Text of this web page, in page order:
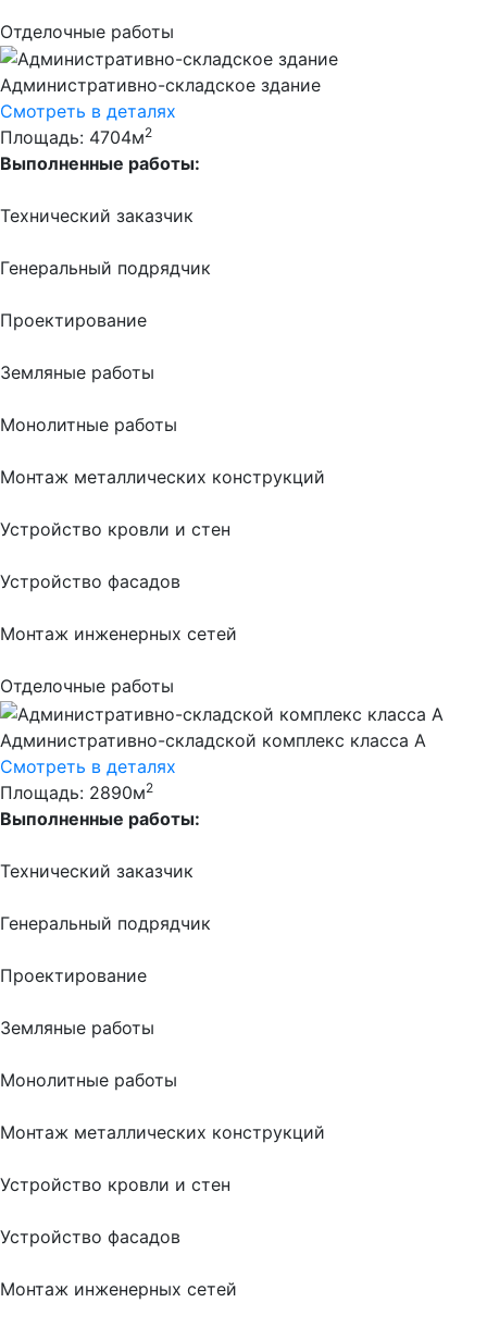
Отделочные работы
Административно-складское здание
Смотреть в деталях
Площадь: 4704м2
Выполненные работы:
Технический заказчик
Генеральный подрядчик
Проектирование
Земляные работы
Монолитные работы
Монтаж металлических конструкций
Устройство кровли и стен
Устройство фасадов
Монтаж инженерных сетей
Отделочные работы
Административно-складской комплекс класса А
Смотреть в деталях
Площадь: 2890м2
Выполненные работы:
Технический заказчик
Генеральный подрядчик
Проектирование
Земляные работы
Монолитные работы
Монтаж металлических конструкций
Устройство кровли и стен
Устройство фасадов
Монтаж инженерных сетей